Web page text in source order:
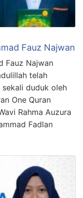
Fauz Najwan
Fauz Najwan
telah
sekali duduk oleh
One Quran
Rahma Auzura
Fadlan